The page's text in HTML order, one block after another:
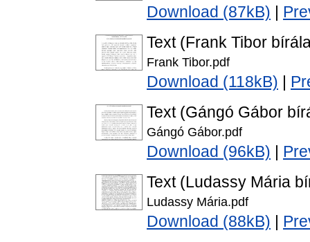
Download (87kB)
Text (Frank Tibor
Frank Tibor.pdf
Download (118kB)
Text (Gángó Gábor
Gángó Gábor.pdf
Download (96kB)
Text (Ludassy Mária
Ludassy Mária.pdf
Download (88kB)